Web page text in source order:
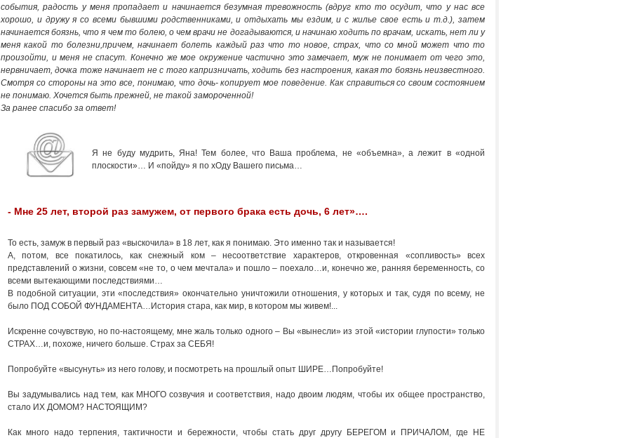
события, радость у меня пропадает и начинается безумная тревожность (вдруг кто то осудит, что у нас все
хорошо, и дружу я со всеми бывшими родственниками, и отдыхать мы ездим, и с жилье свое есть и т.д.), затем
начинается боязнь, что я чем то болею, о чем врачи не догадываются, и начинаю ходить по врачам, искать, нет ли у
меня какой то болезни,причем, начинает болеть каждый раз что то новое, страх, что со мной может что то
произойти, и меня не спасут. Конечно же мое окружение частично это замечает, муж не понимает от чего это,
нервничает, дочка тоже начинает не с того капризничать, ходить без настроения, какая то боязнь неизвестного.
Смотря со стороны на это все, понимаю, что дочь- копирует мое поведение. Как справиться со своим состоянием
не понимаю. Хочется быть прежней, не такой замороченной!
За ранее спасибо за ответ!
Я не буду мудрить, Яна! Тем более, что Ваша проблема, не «объемна», а лежит в «одной
плоскости»… И «пойду» я по хОду Вашего письма…
- Мне 25 лет, второй раз замужем, от первого брака есть дочь, 6 лет»….
То есть, замуж в первый раз «выскочила» в 18 лет, как я понимаю. Это именно так и называется!
А, потом, все покатилось, как снежный ком – несоответствие характеров, откровенная «сопливость» всех
представлений о жизни, совсем «не то, о чем мечтала» и пошло – поехало…и, конечно же, ранняя беременность, со
всеми вытекающими последствиями…
В подобной ситуации, эти «последствия» окончательно уничтожили отношения, у которых и так, судя по всему, не
было ПОД СОБОЙ ФУНДАМЕНТА…История стара, как мир, в котором мы живем!...
Искренне сочувствую, но по-настоящему, мне жаль только одного – Вы «вынесли» из этой «истории глупости» только
СТРАХ…и, похоже, ничего больше. Страх за СЕБЯ!
Попробуйте «высунуть» из него голову, и посмотреть на прошлый опыт ШИРЕ…Попробуйте!
Вы задумывались над тем, как МНОГО созвучия и соответствия, надо двоим людям, чтобы их общее пространство,
стало ИХ ДОМОМ? НАСТОЯЩИМ?
Как много надо терпения, тактичности и бережности, чтобы стать друг другу БЕРЕГОМ и ПРИЧАЛОМ, где НЕ